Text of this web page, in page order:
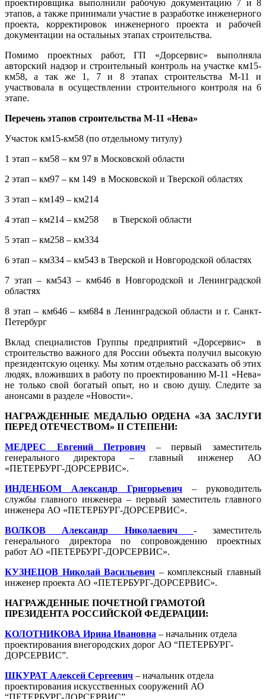
проектировщика выполнили рабочую документацию 7 и 8
этапов, а также принимали участие в разработке инженерного
проекта, корректировок инженерного проекта и рабочей
документации на остальных этапах строительства.
Помимо проектных работ, ГП «Дорсервис» выполняла
авторский надзор и строительный контроль на участке км15-
км58, а так же 1, 7 и 8 этапах строительства М-11 и
участвовала в осуществлении строительного контроля на 6
этапе.
Перечень этапов строительства М-11 «Нева»
Участок км15-км58 (по отдельному титулу)
1 этап – км58 – км 97 в Московской области
2 этап – км97 – км 149 в Московской и Тверской областях
3 этап – км149 – км214
4 этап – км214 – км258 в Тверской области
5 этап – км258 – км334
6 этап – км334 – км543 в Тверской и Новгородской областях
7 этап – км543 – км646 в Новгородской и Ленинградской
областях
8 этап – км646 – км684 в Ленинградской области и г. Санкт-
Петербург
Вклад специалистов Группы предприятий «Дорсервис» в
строительство важного для России объекта получил высокую
президентскую оценку. Мы хотим отдельно рассказать об этих
людях, вложивших в работу по проектированию М-11 «Нева»
не только свой богатый опыт, но и свою душу. Следите за
анонсами в разделе «Новости».
НАГРАЖДЕННЫЕ МЕДАЛЬЮ ОРДЕНА «ЗА ЗАСЛУГИ
ПЕРЕД ОТЕЧЕСТВОМ» II СТЕПЕНИ:
МЕДРЕС Евгений Петрович – первый заместитель
генерального директора – главный инженер АО
«ПЕТЕРБУРГ-ДОРСЕРВИС».
ИНДЕНБОМ Александр Григорьевич – руководитель
службы главного инженера – первый заместитель главного
инженера АО «ПЕТЕРБУРГ-ДОРСЕРВИС».
ВОЛКОВ Александр Николаевич - заместитель
генерального директора по сопровождению проектных
работ АО «ПЕТЕРБУРГ-ДОРСЕРВИС».
КУЗНЕЦОВ Николай Васильевич – комплексный главный
инженер проекта АО «ПЕТЕРБУРГ-ДОРСЕРВИС».
НАГРАЖДЕННЫЕ ПОЧЕТНОЙ ГРАМОТОЙ
ПРЕЗИДЕНТА РОССИЙСКОЙ ФЕДЕРАЦИИ:
КОЛОТНИКОВА Ирина Ивановна – начальник отдела
проектирования внегородских дорог АО “ПЕТЕРБУРГ-
ДОРСЕРВИС”.
ШКУРАТ Алексей Сергеевич – начальник отдела
проектирования искусственных сооружений АО
“ПЕТЕРБУРГ-ДОРСЕРВИС”.